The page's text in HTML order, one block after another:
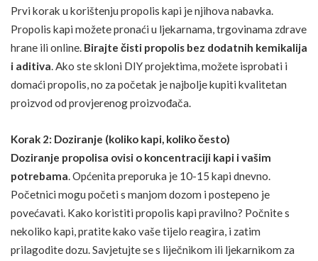
Prvi korak u korištenju propolis kapi je njihova nabavka.
Propolis kapi možete pronaći u ljekarnama, trgovinama zdrave
hrane ili online. Birajte čisti propolis bez dodatnih kemikalija
i aditiva. Ako ste skloni DIY projektima, možete isprobati i
domaći propolis, no za početak je najbolje kupiti kvalitetan
proizvod od provjerenog proizvođača.
Korak 2: Doziranje (koliko kapi, koliko često)
Doziranje propolisa ovisi o koncentraciji kapi i vašim
potrebama. Općenita preporuka je 10-15 kapi dnevno.
Početnici mogu početi s manjom dozom i postepeno je
povećavati. Kako koristiti propolis kapi pravilno? Počnite s
nekoliko kapi, pratite kako vaše tijelo reagira, i zatim
prilagodite dozu. Savjetujte se s liječnikom ili ljekarnikom za